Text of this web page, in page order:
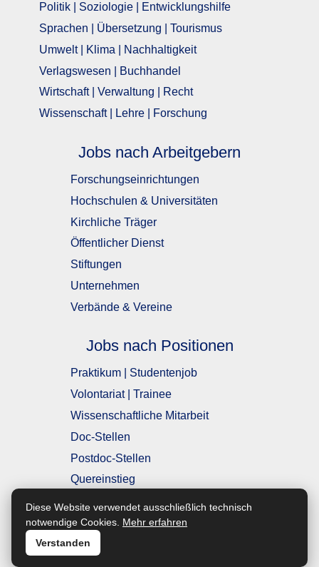
Diese Website verwendet ausschließlich technisch
notwendige Cookies. Mehr erfahren
Verstanden
Politik | Soziologie | Entwicklungshilfe
Sprachen | Übersetzung | Tourismus
Umwelt | Klima | Nachhaltigkeit
Verlagswesen | Buchhandel
Wirtschaft | Verwaltung | Recht
Wissenschaft | Lehre | Forschung
Jobs nach Arbeitgebern
Forschungseinrichtungen
Hochschulen & Universitäten
Kirchliche Träger
Öffentlicher Dienst
Stiftungen
Unternehmen
Verbände & Vereine
Jobs nach Positionen
Praktikum | Studentenjob
Volontariat | Trainee
Wissenschaftliche Mitarbeit
Doc-Stellen
Postdoc-Stellen
Quereinstieg
mit Berufserfahrung
Führungsposition